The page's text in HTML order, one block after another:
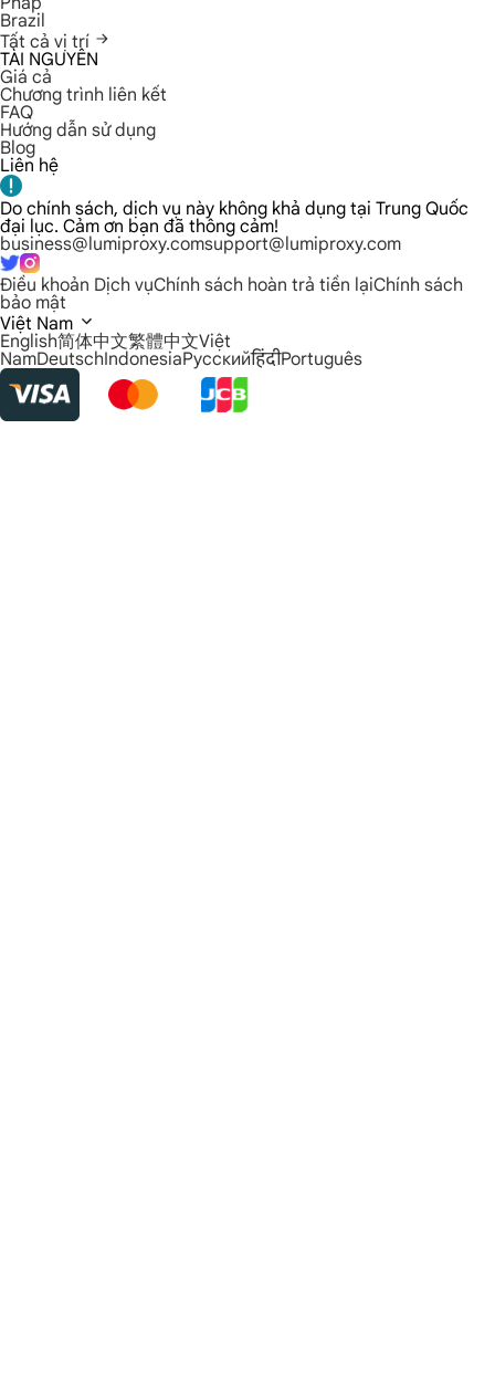
Brazil
Tất cả vị trí
TÀI NGUYÊN
Giá cả
Chương trình liên kết
FAQ
Hướng dẫn sử dụng
Blog
Liên hệ
Do chính sách, dịch vụ này không khả dụng tại Trung Quốc
đại lục. Cảm ơn bạn đã thông cảm!
business@lumiproxy.comsupport@lumiproxy.com
Điều khoản Dịch vụChính sách hoàn trả tiền lạiChính sách
bảo mật
Việt Nam
English简体中文繁體中文Việt
NamDeutschIndonesiaРусскийहिंदीPortuguês